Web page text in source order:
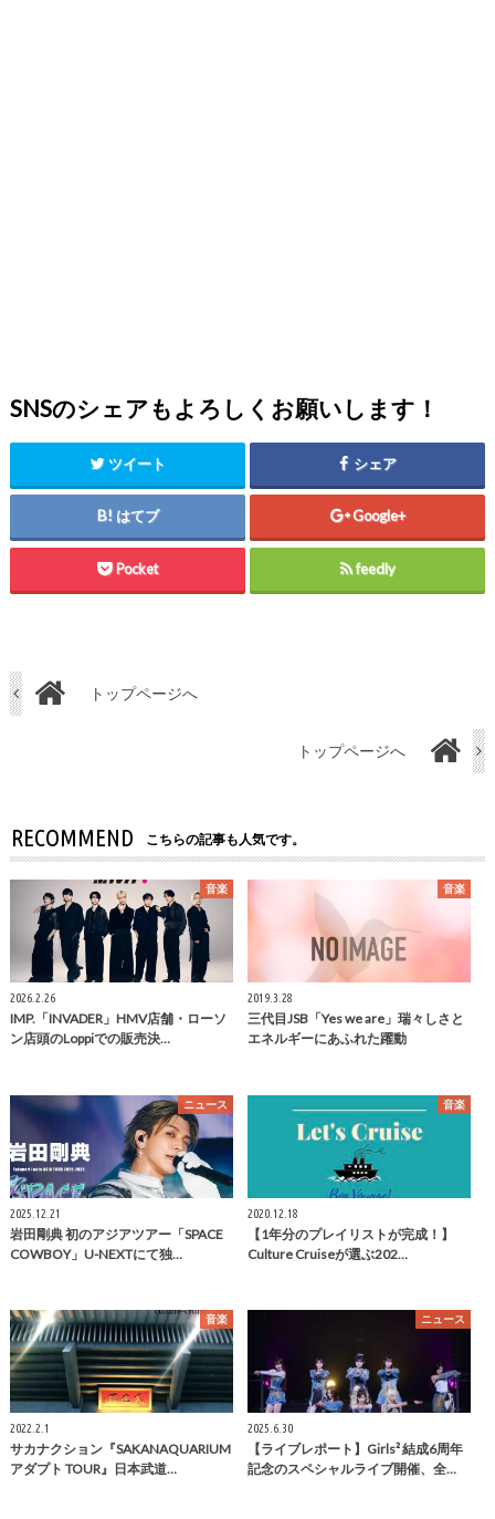
SNSのシェアもよろしくお願いします！
ツイート シェア
はてブ Google+
Pocket feedly
トップページへ
トップページへ
RECOMMEND こちらの記事も人気です。
音楽
2026.2.26
IMP.「INVADER」HMV店舗・ローソ
ン店頭のLoppiでの販売決…
音楽
2019.3.28
三代目JSB「Yes we are」瑞々しさと
エネルギーにあふれた躍動
ニュース
2025.12.21
岩田剛典 初のアジアツアー「SPACE
COWBOY」U-NEXTにて独…
音楽
2020.12.18
【1年分のプレイリストが完成！】
Culture Cruiseが選ぶ202…
音楽
2022.2.1
サカナクション『SAKANAQUARIUM
アダプト TOUR』日本武道…
ニュース
2025.6.30
【ライブレポート】Girls² 結成6周年
記念のスペシャルライブ開催、全…